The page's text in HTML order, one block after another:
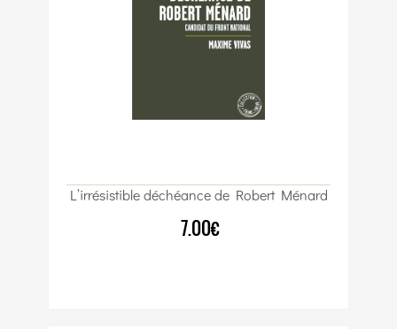
L’irrésistible déchéance de Robert Ménard
7.00€